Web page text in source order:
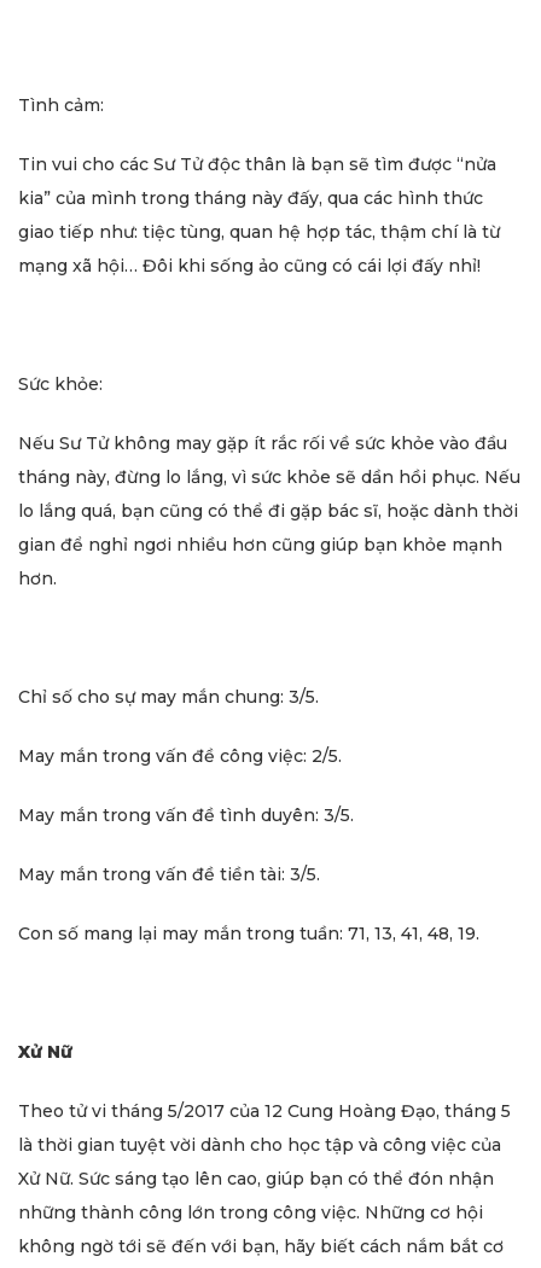
Tình cảm:
Tin vui cho các Sư Tử độc thân là bạn sẽ tìm được “nửa
kia” của mình trong tháng này đấy, qua các hình thức
giao tiếp như: tiệc tùng, quan hệ hợp tác, thậm chí là từ
mạng xã hội… Đôi khi sống ảo cũng có cái lợi đấy nhỉ!
Sức khỏe:
Nếu Sư Tử không may gặp ít rắc rối về sức khỏe vào đầu
tháng này, đừng lo lắng, vì sức khỏe sẽ dần hồi phục. Nếu
lo lắng quá, bạn cũng có thể đi gặp bác sĩ, hoặc dành thời
gian để nghỉ ngơi nhiều hơn cũng giúp bạn khỏe mạnh
hơn.
Chỉ số cho sự may mắn chung: 3/5.
May mắn trong vấn đề công việc: 2/5.
May mắn trong vấn đề tình duyên: 3/5.
May mắn trong vấn đề tiền tài: 3/5.
Con số mang lại may mắn trong tuần: 71, 13, 41, 48, 19.
Xử Nữ
Theo tử vi tháng 5/2017 của 12 Cung Hoàng Đạo, tháng 5
là thời gian tuyệt vời dành cho học tập và công việc của
Xử Nữ. Sức sáng tạo lên cao, giúp bạn có thể đón nhận
những thành công lớn trong công việc. Những cơ hội
không ngờ tới sẽ đến với bạn, hãy biết cách nắm bắt cơ